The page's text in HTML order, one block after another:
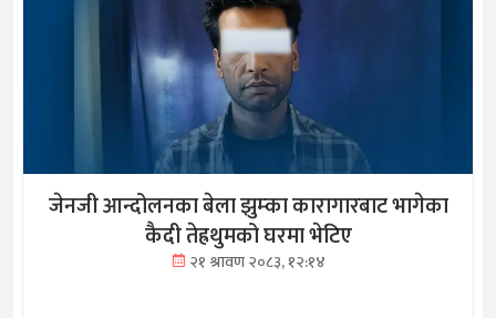
जेनजी आन्दोलनका बेला झुम्का कारागारबाट भागेका
कैदी तेह्रथुमको घरमा भेटिए
२१ श्रावण २०८३, १२:१४